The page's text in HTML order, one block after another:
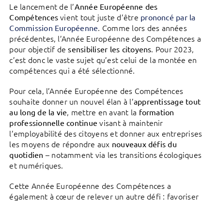
Le lancement de l’Année Européenne des
Compétences vient tout juste d’être prononcé par la
Commission Européenne. Comme lors des années
précédentes, l’Année Européenne des Compétences a
pour objectif desensibiliser les citoyens. Pour 2023,
c’est donc le vaste sujet qu’est celui de la montée en
compétences qui a été sélectionné.
Pour cela, l’Année Européenne des Compétences
souhaite donner un nouvel élan à l’apprentissage tout
au long de la vie, mettre en avant la formation
professionnelle continue visant à maintenir
l’employabilité des citoyens et donner aux entreprises
les moyens de répondre aux nouveaux défis du
quotidien – notamment via les transitions écologiques
et numériques.
Cette Année Européenne des Compétences a
également à cœur de relever un autre défi : favoriser